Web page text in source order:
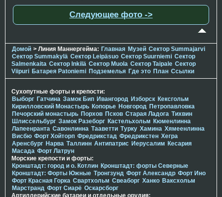
Следующее фото ->
Домой > Линия Маннергейма: Главная Музей Сектор Summajarvi
Сектор Summakylä Сектор Leipäsuo Сектор Suurniemi Сектор
Salmenkaita Сектор Inkilä Сектор Muola Сектор Taipale Сектор
Viipuri Батарея Patoniemi Подземелья Где это План Ссылки
Сухопутные форты и крепости:
Выборг Гатчина Замок Бип Ивангород Изборск Кексгольм
Кирилловский Монастырь Копорье Новгород Петропавловка
Печорcкий монастырь Порхов Псков Старая Ладога Тихвин
Шлиссельбург Замок Разеборг Кастельхольм Кюменлинна
Лапеенранта Савонлинна Тааветти Турку Хамина Хямеенлинна
Висбю Форт Хойторп Фредрикстад Фредрикстен Хегра
Аренсбург Нарва Таллинн Антипатрис Иерусалим Кесария
Масада Форт Латрун
Морские крепости и форты:
Кронштадт: город и о. Котлин Кронштадт: форты Северные
Кронштадт: Форты Южные Тронгзунд Форт Александр Форт Ино
Форт Красная Горка Свартхольм Свеаборг Ханко Ваксхольм
Марстранд Форт Сиарё Оскарсборг